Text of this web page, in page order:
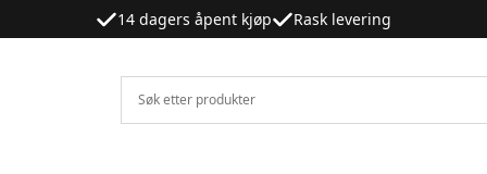
14 dagers åpent kjøp Rask levering